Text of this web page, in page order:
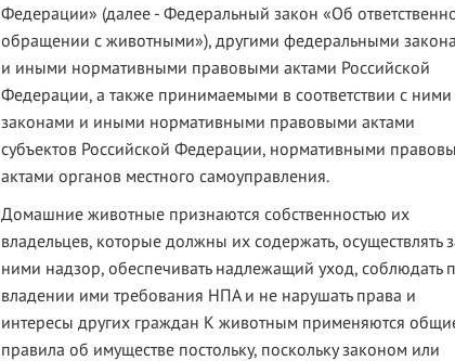
Федерации» (далее - Федеральный закон «Об
обращении с животными»), другими федеральными
и иными нормативными правовыми актами Российской
Федерации, а также принимаемыми в соответствии с ними
законами и иными нормативными правовыми актами
субъектов Российской Федерации, нормативными
актами органов местного самоуправления.
Домашние животные признаются собственностью их
владельцев, которые должны их содержать, осуществлять
ними надзор, обеспечивать надлежащий уход, соблюдать
владении ими требования НПА и не нарушать права и
интересы других граждан К животным применяются
правила об имуществе постольку, поскольку законом или